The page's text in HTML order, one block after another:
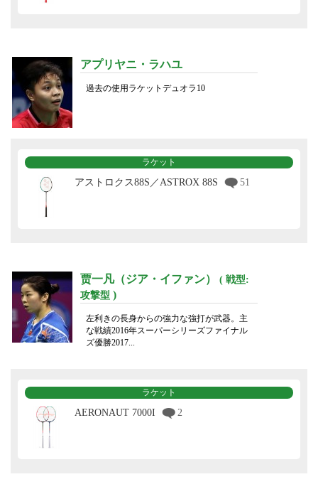
アプリヤニ・ラハユ
過去の使用ラケットデュオラ10
ラケット
アストロクス88S／ASTROX 88S 51
贾一凡（ジア・イファン） ( 戦型:
攻撃型 )
左利きの長身からの強力な強打が武器。主
な戦績2016年スーパーシリーズファイナル
ズ優勝2017...
ラケット
AERONAUT 7000I 2